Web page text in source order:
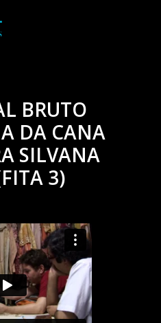
BRUTO
DA CANA
SILVANA
3)